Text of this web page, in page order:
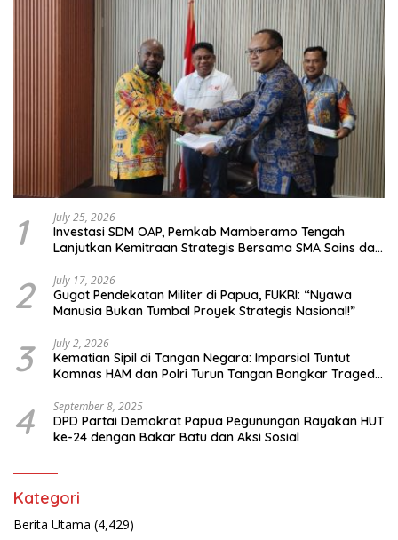
1 July 25, 2026
Investasi SDM OAP, Pemkab Mamberamo Tengah
Lanjutkan Kemitraan Strategis Bersama SMA Sains dan
2 July 17, 2026
Gugat Pendekatan Militer di Papua, FUKRI: “Nyawa
Manusia Bukan Tumbal Proyek Strategis Nasional!”
3 July 2, 2026
Kematian Sipil di Tangan Negara: Imparsial Tuntut
Komnas HAM dan Polri Turun Tangan Bongkar Tragedi
4 September 8, 2025
DPD Partai Demokrat Papua Pegunungan Rayakan HUT
ke-24 dengan Bakar Batu dan Aksi Sosial
Kategori
Berita Utama (4,429)